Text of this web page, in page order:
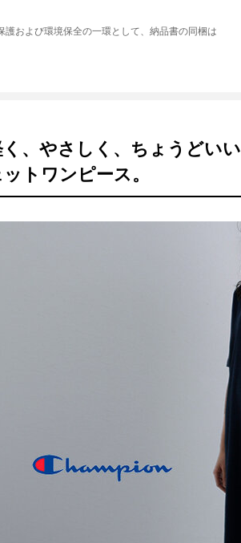
護および環境保全の一環として、納品書の同梱は
、やさしく、ちょうどい
ットワンピース。